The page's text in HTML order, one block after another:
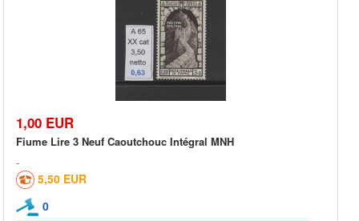
1,00 EUR
Fiume Lire 3 Neuf Caoutchouc Intégral MNH
5,50 EUR
0